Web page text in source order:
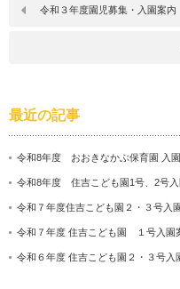
令和３年度園児募集・入園案内
最近の記事
令和8年度 おおきなかぶ保育園 入
令和8年度 住吉こども園1号、2号入
令和７年度住吉こども園２・３号入
令和７年度 住吉こども園 １号入園
令和６年度 住吉こども園２・３号入